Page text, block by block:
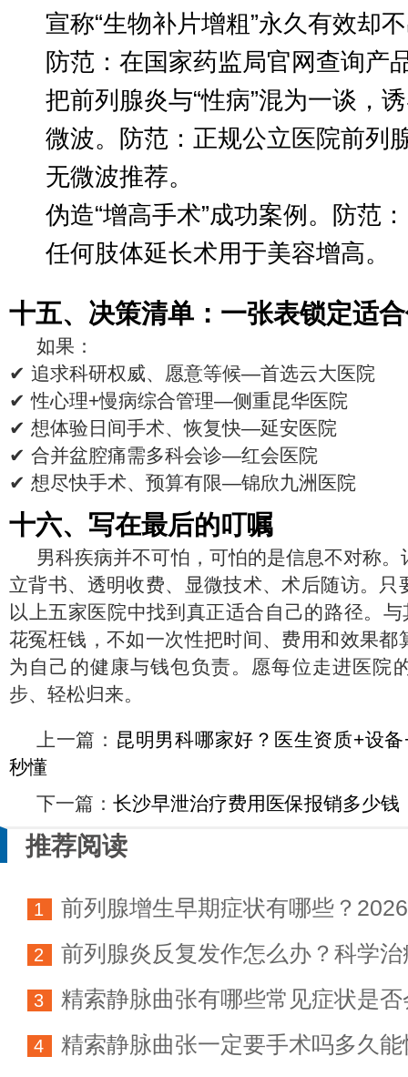
宣称“生物补片增粗”永久有效却
防范：在国家药监局官网查询产
把前列腺炎与“性病”混为一谈，
微波。防范：正规公立医院前列
无微波推荐。
伪造“增高手术”成功案例。防范
任何肢体延长术用于美容增高。
十五、决策清单：一张表锁定适
如果：
✔ 追求科研权威、愿意等候—首选云大医院
✔ 性心理+慢病综合管理—侧重昆华医院
✔ 想体验日间手术、恢复快—延安医院
✔ 合并盆腔痛需多科会诊—红会医院
✔ 想尽快手术、预算有限—锦欣九洲医院
十六、写在最后的叮嘱
男科疾病并不可怕，可怕的是信息不对称
立背书、透明收费、显微技术、术后随访。只
以上五家医院中找到真正适合自己的路径。与
花冤枉钱，不如一次性把时间、费用和效果都
为自己的健康与钱包负责。愿每位走进医院
步、轻松归来。
上一篇： 昆明男科哪家好？医生资质+设
秒懂
下一篇： 长沙早泄治疗费用医保报销多少钱
推荐阅读
1
前列腺增生早期症状有哪些？
科学防治指南
2
前列腺炎反复发作怎么办？科学
方法详解
3
精索静脉曲张有哪些常见症状是
育能力
4 精索静脉曲张一定要手术吗多久能